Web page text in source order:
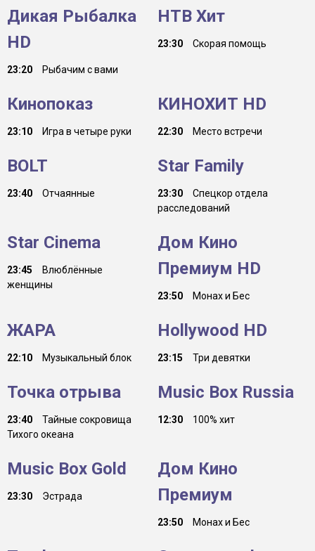
Дикая Рыбалка
HD
23:20 Рыбачим с вами
НТВ Хит
23:30 Скорая помощь
Кинопоказ
23:10 Игра в четыре руки
КИНОХИТ HD
22:30 Место встречи
BOLT
23:40 Отчаянные
Star Family
23:30
Спецкор отдела
расследований
Star Cinema
23:45
Влюблённые
женщины
Дом Кино
Премиум HD
23:50 Монах и Бес
ЖАРА
22:10 Музыкальный блок
Hollywood HD
23:15 Три девятки
Точка отрыва
23:40
Тайные сокровища
Тихого океана
Music Box Russia
12:30 100% хит
Music Box Gold
23:30 Эстрада
Дом Кино
Премиум
23:50 Монах и Бес